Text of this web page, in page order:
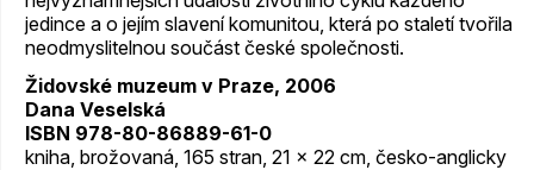
jedince a o jejím slavení komunitou, která po staletí tvořila
neodmyslitelnou součást české společnosti.
Židovské muzeum v Praze, 2006
Dana Veselská
ISBN 978-80-86889-61-0
kniha, brožovaná, 165 stran, 21 x 22 cm, česko-anglicky